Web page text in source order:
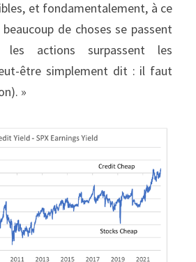
et fondamentalement, à ce
de choses se passent
actions surpassent les
être simplement dit : il faut
»